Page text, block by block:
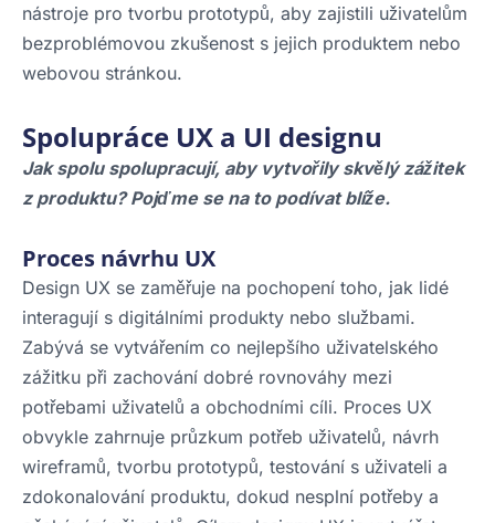
nástroje pro tvorbu prototypů, aby zajistili uživatelům
bezproblémovou zkušenost s jejich produktem nebo
webovou stránkou.
Spolupráce UX a UI designu
Jak spolu spolupracují, aby vytvořily skvělý zážitek
z produktu? Pojďme se na to podívat blíže.
Proces návrhu UX
Design UX se zaměřuje na pochopení toho, jak lidé
interagují s digitálními produkty nebo službami.
Zabývá se vytvářením co nejlepšího uživatelského
zážitku při zachování dobré rovnováhy mezi
potřebami uživatelů a obchodními cíli. Proces UX
obvykle zahrnuje průzkum potřeb uživatelů, návrh
wireframů, tvorbu prototypů, testování s uživateli a
zdokonalování produktu, dokud nesplní potřeby a